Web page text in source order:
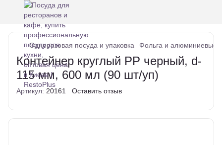
Одноразовая посуда и упаковка Фольга и алюминиевые
Контейнер круглый РР черный, d-
115 мм, 600 мл (90 шт/уп)
Артикул: 20161 Оставить отзыв